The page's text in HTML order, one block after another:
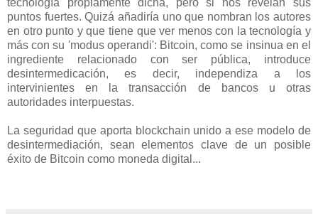
tecnología propiamente dicha, pero si nos revelan sus
puntos fuertes. Quizá añadiría uno que nombran los autores
en otro punto y que tiene que ver menos con la tecnología y
más con su 'modus operandi': Bitcoin, como se insinua en el
ingrediente relacionado con ser pública, introduce
desintermedicación, es decir, independiza a los
intervinientes en la transacción de bancos u otras
autoridades interpuestas.
La seguridad que aporta blockchain unido a ese modelo de
desintermediación, sean elementos clave de un posible
éxito de Bitcoin como moneda digital...